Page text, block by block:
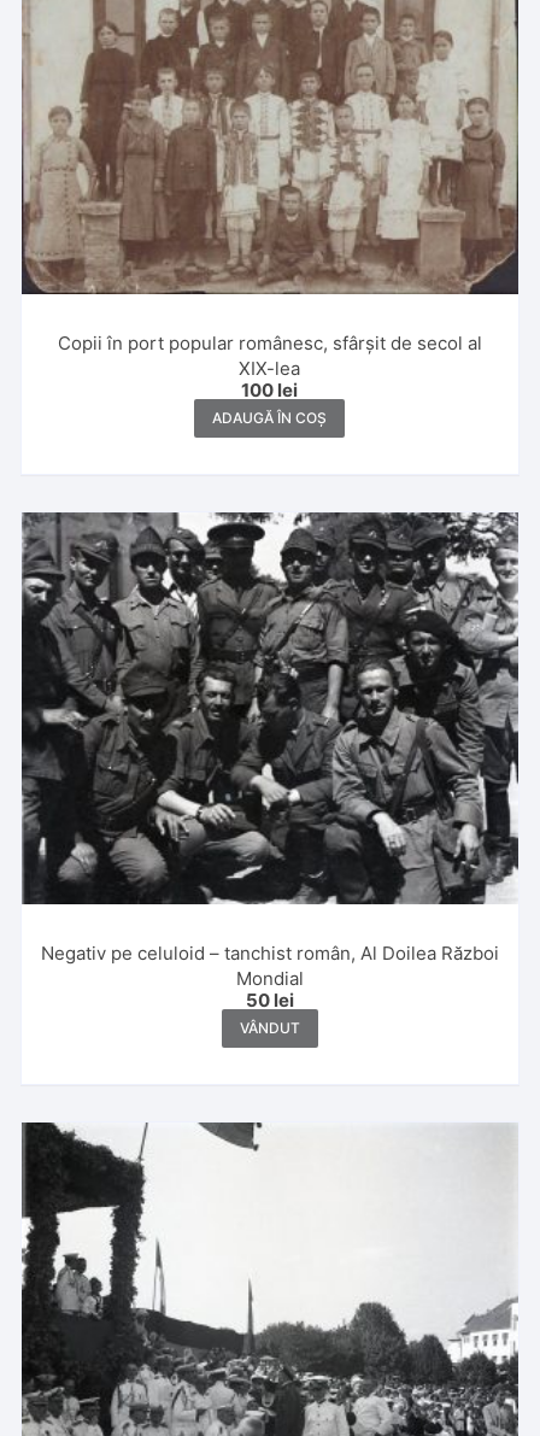
Copii în port popular românesc, sfârșit de secol al
XIX-lea
100 lei
ADAUGĂ ÎN COȘ
Negativ pe celuloid – tanchist român, Al Doilea Război
Mondial
50 lei
VÂNDUT